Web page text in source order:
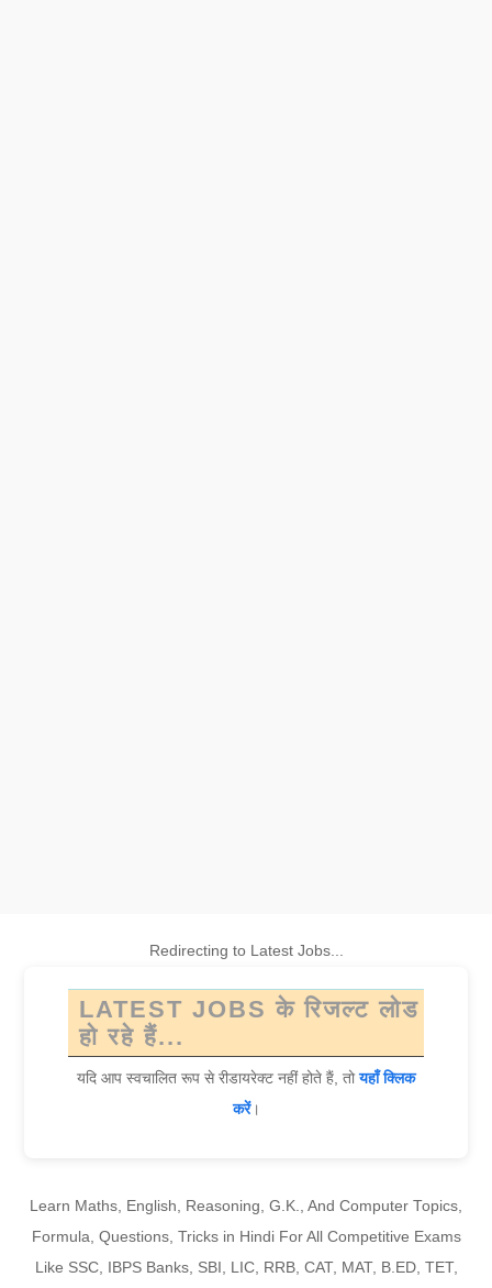
Redirecting to Latest Jobs...
LATEST JOBS के रिजल्ट लोड
हो रहे हैं...
यदि आप स्वचालित रूप से रीडायरेक्ट नहीं होते हैं, तोयहाँ क्लिक
करें।
Learn Maths, English, Reasoning, G.K., And Computer Topics,
Formula, Questions, Tricks in Hindi For All Competitive Exams
Like SSC, IBPS Banks, SBI, LIC, RRB, CAT, MAT, B.ED, TET,